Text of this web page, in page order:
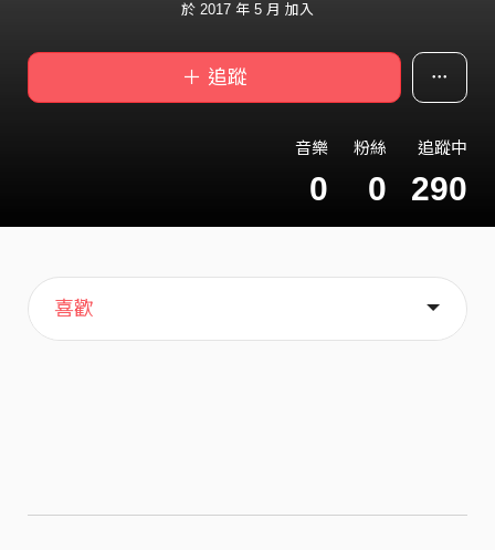
於 2017 年 5 月 加入
＋ 追蹤
音樂
0
粉絲
0
追蹤中
290
主頁
喜歡
關於